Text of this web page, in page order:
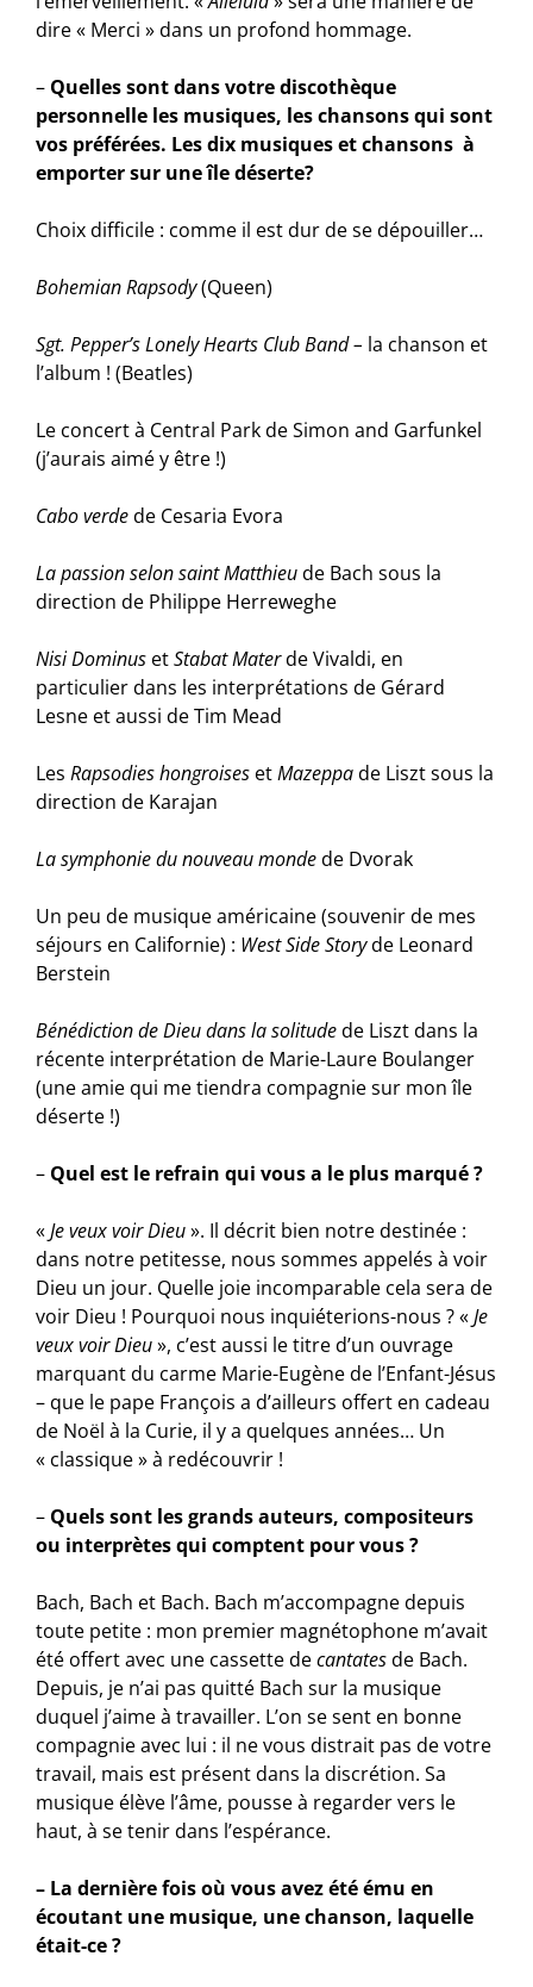
dire « Merci » dans un profond hommage.
– Quelles sont dans votre discothèque
personnelle les musiques, les chansons qui sont
vos préférées. Les dix musiques et chansons à
emporter sur une île déserte?
Choix difficile : comme il est dur de se dépouiller…
Bohemian Rapsody(Queen)
Sgt. Pepper’s Lonely Hearts Club Band – la chanson et
l’album ! (Beatles)
Le concert à Central Park de Simon and Garfunkel
(j’aurais aimé y être !)
Cabo verdede Cesaria Evora
La passion selon saint Matthieude Bach sous la
direction de Philippe Herreweghe
Nisi Dominus etStabat Materde Vivaldi, en
particulier dans les interprétations de Gérard
Lesne et aussi de Tim Mead
LesRapsodies hongroises etMazeppade Liszt sous la
direction de Karajan
La symphonie du nouveau mondede Dvorak
Un peu de musique américaine (souvenir de mes
séjours en Californie) : West Side Storyde Leonard
Berstein
Bénédiction de Dieu dans la solitudede Liszt dans la
récente interprétation de Marie-Laure Boulanger
(une amie qui me tiendra compagnie sur mon île
déserte !)
– Quel est le refrain qui vous a le plus marqué ?
«Je veux voir Dieu». Il décrit bien notre destinée :
dans notre petitesse, nous sommes appelés à voir
Dieu un jour. Quelle joie incomparable cela sera de
voir Dieu ! Pourquoi nous inquiéterions-nous ? «Je
veux voir Dieu», c’est aussi le titre d’un ouvrage
marquant du carme Marie-Eugène de l’Enfant-Jésus
– que le pape François a d’ailleurs offert en cadeau
de Noël à la Curie, il y a quelques années… Un
« classique » à redécouvrir !
– Quels sont les grands auteurs, compositeurs
ou interprètes qui comptent pour vous ?
Bach, Bach et Bach. Bach m’accompagne depuis
toute petite : mon premier magnétophone m’avait
été offert avec une cassette decantatesde Bach.
Depuis, je n’ai pas quitté Bach sur la musique
duquel j’aime à travailler. L’on se sent en bonne
compagnie avec lui : il ne vous distrait pas de votre
travail, mais est présent dans la discrétion. Sa
musique élève l’âme, pousse à regarder vers le
haut, à se tenir dans l’espérance.
– La dernière fois où vous avez été ému en
écoutant une musique, une chanson, laquelle
était-ce ?